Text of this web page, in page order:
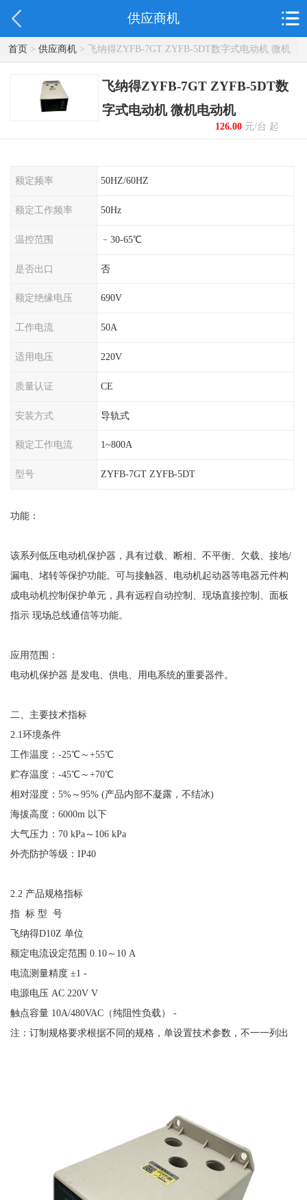
供应商机
首页> 供应商机> 飞纳得ZYFB-7GT ZYFB-5DT数字式电动机 微机
电动机
飞纳得ZYFB-7GT ZYFB-5DT数
字式电动机 微机电动机
126.00元/台 起
额定频率 50HZ/60HZ
额定工作频率 50Hz
温控范围 ﹣30-65℃
是否出口 否
额定绝缘电压 690V
工作电流 50A
适用电压 220V
质量认证 CE
安装方式 导轨式
额定工作电流 1~800A
型号 ZYFB-7GT ZYFB-5DT
功能：
该系列低压电动机保护器，具有过载、断相、不平衡、欠载、接地/
漏电、堵转等保护功能。可与接触器、电动机起动器等电器元件构
成电动机控制保护单元，具有远程自动控制、现场直接控制、面板
指示 现场总线通信等功能。
应用范围：
电动机保护器 是发电、供电、用电系统的重要器件。
二、主要技术指标
2.1环境条件
工作温度： -25℃～+55℃
贮存温度： -45℃～+70℃
相对湿度： 5%～95% (产品内部不凝露，不结冰)
海拔高度： 6000m 以下
大气压力： 70 kPa～ 106 kPa
外壳防护等级： IP40
2.2 产品规格指标
指 标 型 号
飞纳得D10Z 单位
额定电流设定范围 0.10～ 10 A
电流测量精度 ±1 -
电源电压AC 220V V
触点容量10A/480VAC（纯阻性负载） -
注：订制规格要求根据不同的规格，单设置技术参数，不一一列出